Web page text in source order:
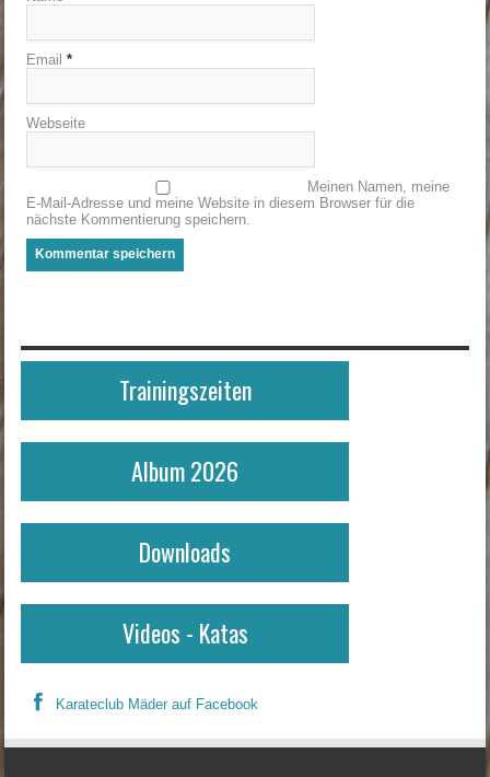
Email *
Webseite
Meinen Namen, meine
E-Mail-Adresse und meine Website in diesem Browser für die
nächste Kommentierung speichern.
Trainingszeiten
Album 2026
Downloads
Videos - Katas
Karateclub Mäder auf Facebook